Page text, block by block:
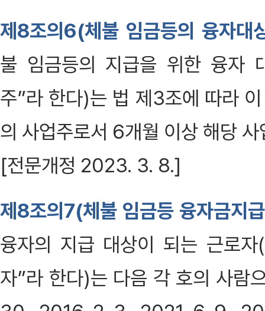
제8조의6(체불 임금등의 융자대
불 임금등의 지급을 위한 융자
주”라 한다)는 법 제3조에 따라
의 사업주로서 6개월 이상 해당
[전문개정 2023. 3. 8.]
제8조의7(체불 임금등 융자금지
융자의 지급 대상이 되는 근로
자”라 한다)는 다음 각 호의 사